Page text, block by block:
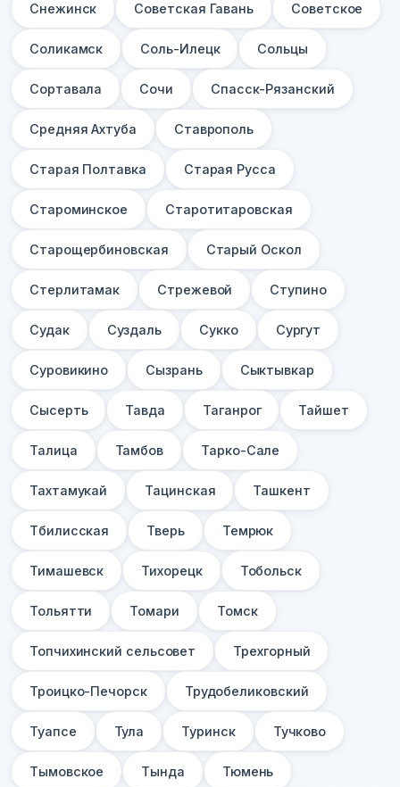
Снежинск Советская Гавань Советское
Соликамск Соль-Илецк Сольцы
Сортавала Сочи Спасск-Рязанский
Средняя Ахтуба Ставрополь
Старая Полтавка Старая Русса
Староминское Старотитаровская
Старощербиновская Старый Оскол
Стерлитамак Стрежевой Ступино
Судак Суздаль Сукко Сургут
Суровикино Сызрань Сыктывкар
Сысерть Тавда Таганрог Тайшет
Талица Тамбов Тарко-Сале
Тахтамукай Тацинская Ташкент
Тбилисская Тверь Темрюк
Тимашевск Тихорецк Тобольск
Тольятти Томари Томск
Топчихинский сельсовет Трехгорный
Троицко-Печорск Трудобеликовский
Туапсе Тула Туринск Тучково
Тымовское Тында Тюмень